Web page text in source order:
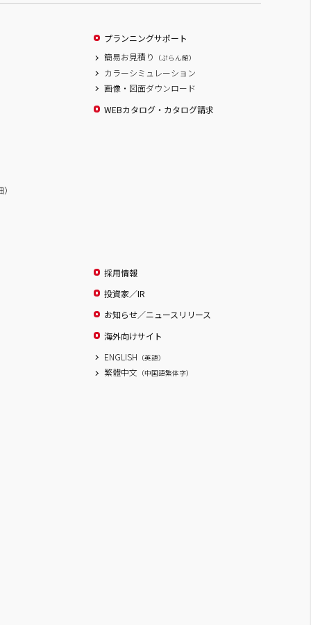
プランニングサポート
簡易お見積り
（ぷらん館）
カラーシミュレーション
画像・図面ダウンロード
WEBカタログ・カタログ請求
採用情報
投資家／IR
お知らせ／ニュースリリース
海外向けサイト
ENGLISH （英語）
繁體中文 （中国語繁体字）